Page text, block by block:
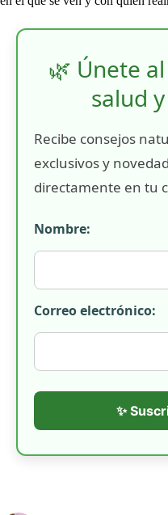
🌿 Únete
salud
Recibe consejos
exclusivos y
directamente en tu
Nombre:
Correo electrónico:
✨